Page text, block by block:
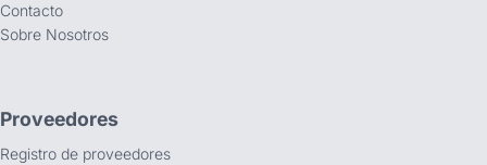
Contacto
Sobre Nosotros
Proveedores
Registro de proveedores